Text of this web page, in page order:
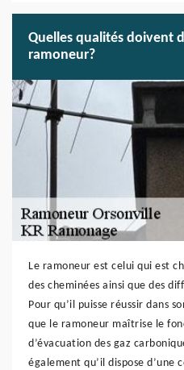
Quelles qualités doivent
ramoneur?
Le ramoneur est celui qui est
des cheminées ainsi que des
Pour qu’il puisse réussir dans
que le ramoneur maîtrise le
d’évacuation des gaz
également qu’il dispose d’une